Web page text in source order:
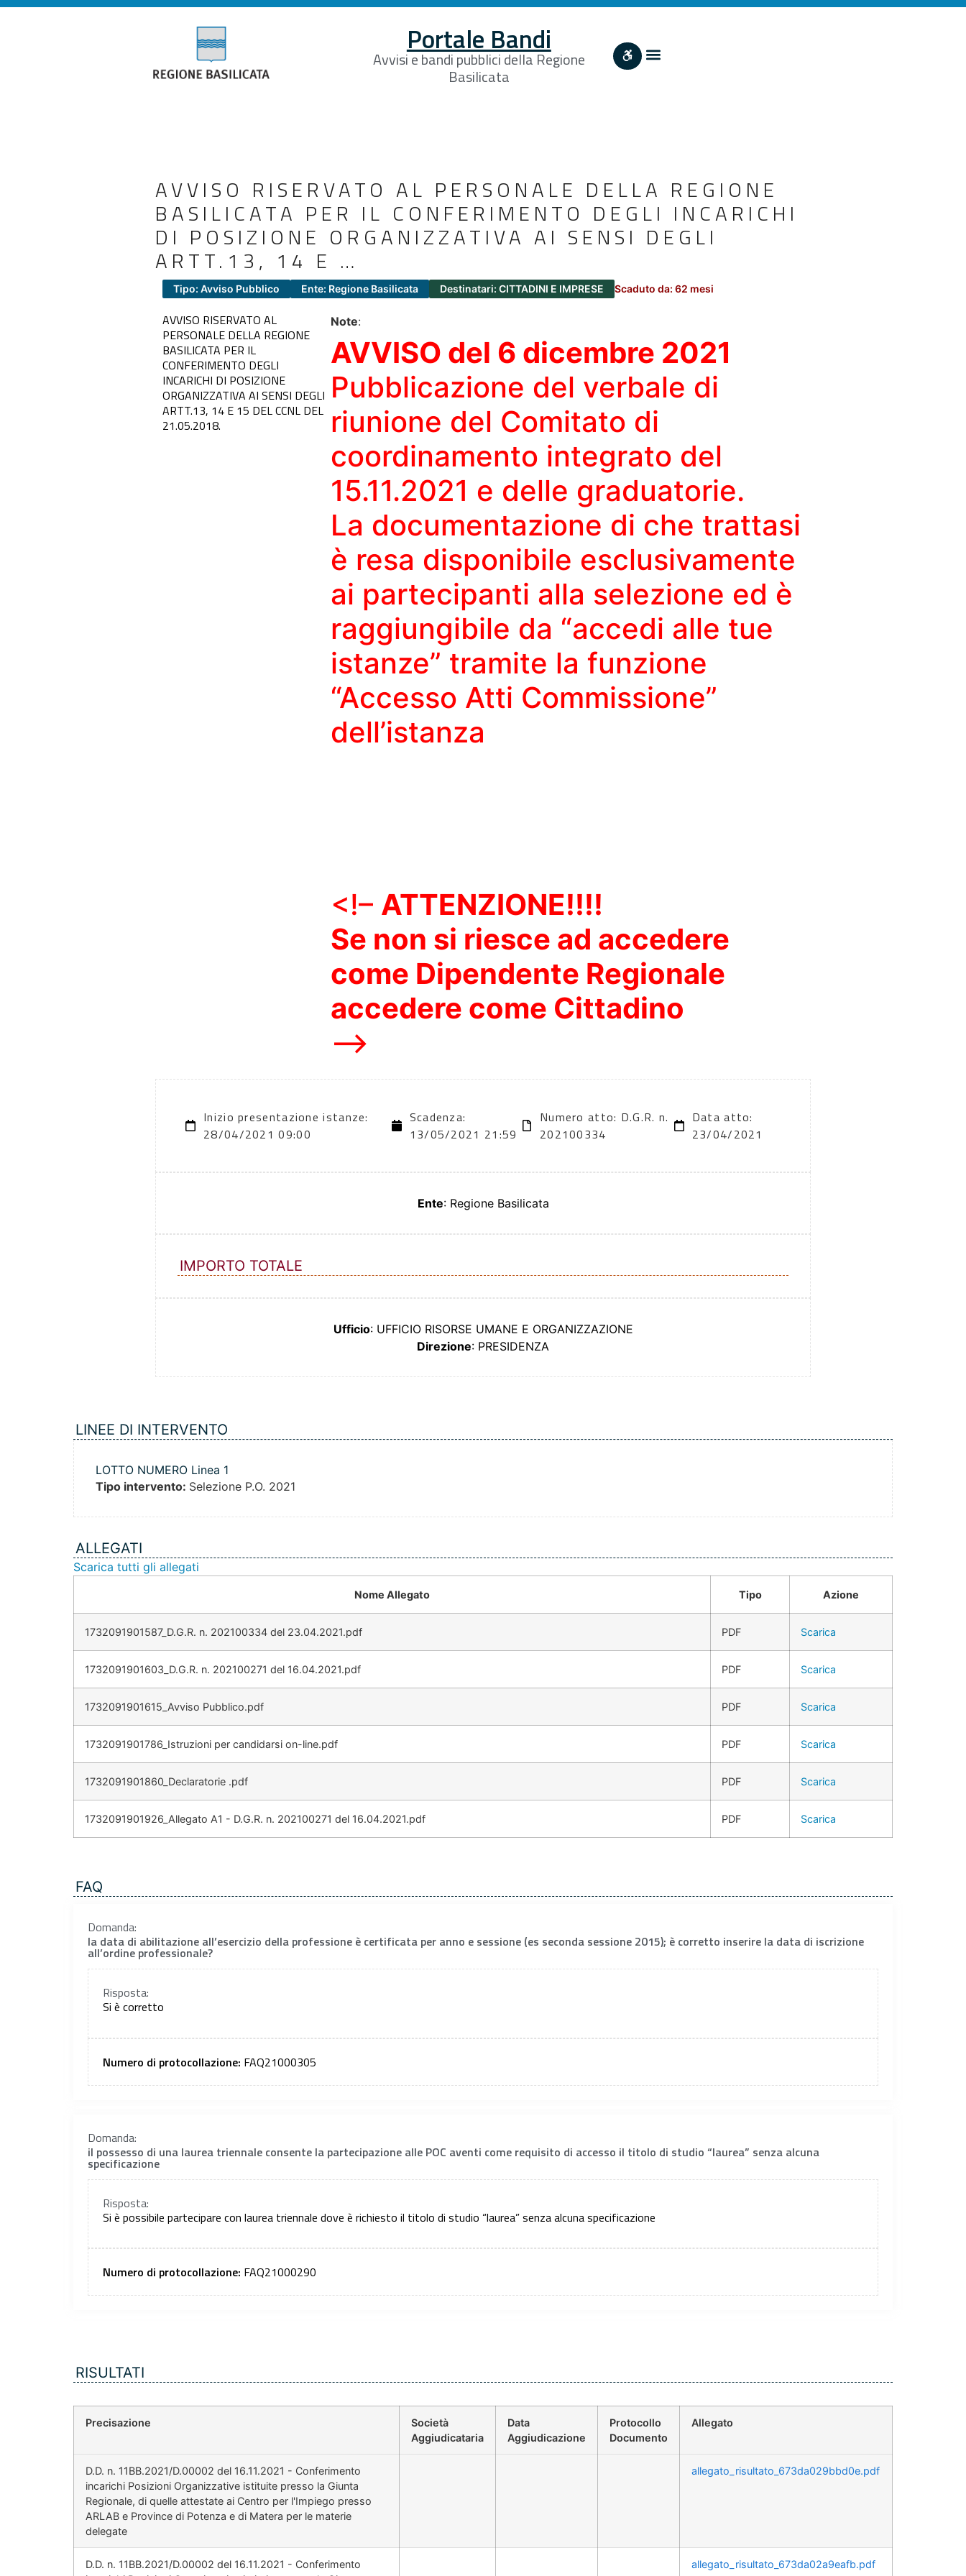
Portale Bandi
Avvisi e bandi pubblici della Regione
Basilicata
AVVISO RISERVATO AL PERSONALE DELLA REGIONE
BASILICATA PER IL CONFERIMENTO DEGLI INCARICHI
DI POSIZIONE ORGANIZZATIVA AI SENSI DEGLI
ARTT.13, 14 E …
Tipo: Avviso Pubblico Ente: Regione Basilicata Destinatari: CITTADINI E IMPRESE Scaduto da: 62 mesi
AVVISO RISERVATO AL
PERSONALE DELLA REGIONE
BASILICATA PER IL
CONFERIMENTO DEGLI
INCARICHI DI POSIZIONE
ORGANIZZATIVA AI SENSI DEGLI
ARTT.13, 14 E 15 DEL CCNL DEL
21.05.2018.
Note:
AVVISO del 6 dicembre 2021
Pubblicazione del verbale di
riunione del Comitato di
coordinamento integrato del
15.11.2021 e delle graduatorie.
La documentazione di che trattasi
è resa disponibile esclusivamente
ai partecipanti alla selezione ed è
raggiungibile da “accedi alle tue
istanze” tramite la funzione
“Accesso Atti Commissione”
dell’istanza
<!– ATTENZIONE!!!!
Se non si riesce ad accedere
come Dipendente Regionale
accedere come Cittadino
–>
Inizio presentazione istanze:
28/04/2021 09:00
Scadenza:
13/05/2021 21:59
Numero atto: D.G.R. n.
202100334
Data atto:
23/04/2021
Ente: Regione Basilicata
IMPORTO TOTALE
Ufficio: UFFICIO RISORSE UMANE E ORGANIZZAZIONE
Direzione: PRESIDENZA
LINEE DI INTERVENTO
LOTTO NUMERO Linea 1
Tipo intervento: Selezione P.O. 2021
ALLEGATI
Scarica tutti gli allegati
Nome Allegato Tipo Azione
1732091901587_D.G.R. n. 202100334 del 23.04.2021.pdf PDF Scarica
1732091901603_D.G.R. n. 202100271 del 16.04.2021.pdf PDF Scarica
1732091901615_Avviso Pubblico.pdf PDF Scarica
1732091901786_Istruzioni per candidarsi on-line.pdf PDF Scarica
1732091901860_Declaratorie .pdf PDF Scarica
1732091901926_Allegato A1 - D.G.R. n. 202100271 del 16.04.2021.pdf PDF Scarica
FAQ
Domanda:
la data di abilitazione all’esercizio della professione è certificata per anno e sessione (es seconda sessione 2015); è corretto inserire la data di iscrizione
all’ordine professionale?
Risposta:
Si è corretto
Numero di protocollazione: FAQ21000305
Domanda:
il possesso di una laurea triennale consente la partecipazione alle POC aventi come requisito di accesso il titolo di studio “laurea” senza alcuna
specificazione
Risposta:
Si è possibile partecipare con laurea triennale dove è richiesto il titolo di studio “laurea” senza alcuna specificazione
Numero di protocollazione: FAQ21000290
RISULTATI
Precisazione
Società
Aggiudicataria
Data
Aggiudicazione
Protocollo
Documento
Allegato
D.D. n. 11BB.2021/D.00002 del 16.11.2021 - Conferimento
incarichi Posizioni Organizzative istituite presso la Giunta
Regionale, di quelle attestate ai Centro per l'Impiego presso
ARLAB e Province di Potenza e di Matera per le materie
delegate
allegato_risultato_673da029bbd0e.pdf
D.D. n. 11BB.2021/D.00002 del 16.11.2021 - Conferimento
allegato_risultato_673da02a9eafb.pdf